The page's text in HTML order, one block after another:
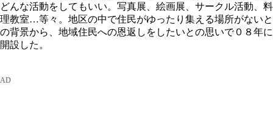
どんな活動をしてもいい。写真展、絵画展、サークル活動、料
理教室…等々。地区の中で住民がゆったり集える場所がないと
の背景から、地域住民への恩返しをしたいとの思いで０８年に
開設した。